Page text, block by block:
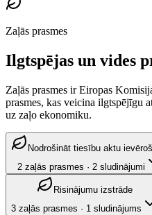
Zaļās prasmes
Ilgtspējas un vides
Zaļās prasmes ir Eiropas
prasmes, kas veicina ilgtspējīgu
uz zaļo ekonomiku.
Nodrošināt tiesību aktu
2 zaļās prasmes · 2 sludinājumi
Risinājumu izstrāde
3 zaļās prasmes · 1 sludinājums